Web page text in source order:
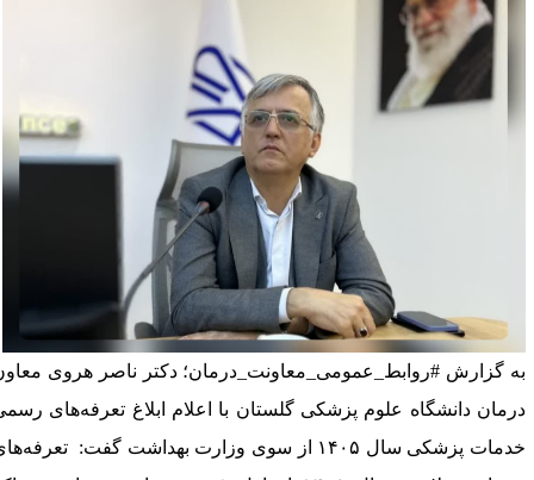
گزارش #روابط_عمومی_معاونت_درمان؛ دکتر ناصر هروی معاون
دانشگاه علوم پزشکی گلستان با اعلام ابلاغ ‌تعرفه‌های رسمی
خدمات پزشکی سال ۱۴۰۵ از سوی وزارت بهداشت گفت: ‌‌ ‌تعرفه‌های